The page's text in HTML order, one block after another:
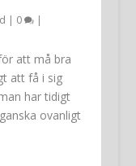
| 0 |
att må bra
att få i sig
har tidigt
ovanligt